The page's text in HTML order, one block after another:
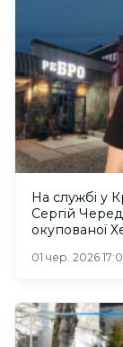
На службі у
Сергій
окупованої
01 чер. 2026